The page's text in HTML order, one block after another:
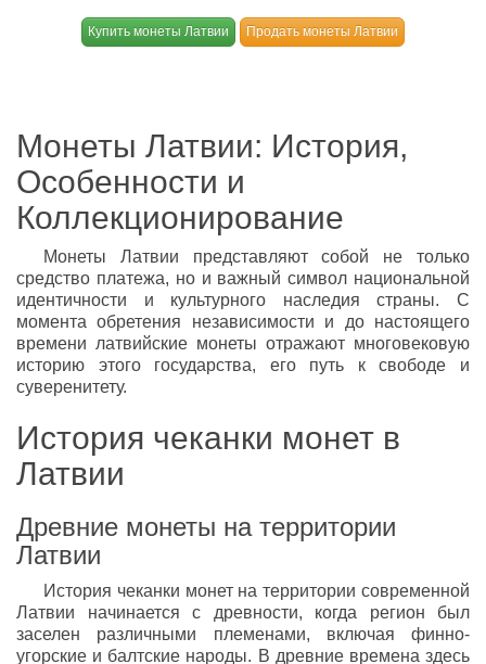
Купить монеты Латвии Продать монеты Латвии
Монеты Латвии: История,
Особенности и
Коллекционирование
Монеты Латвии представляют собой не только
средство платежа, но и важный символ национальной
идентичности и культурного наследия страны. С
момента обретения независимости и до настоящего
времени латвийские монеты отражают многовековую
историю этого государства, его путь к свободе и
суверенитету.
История чеканки монет в
Латвии
Древние монеты на территории
Латвии
История чеканки монет на территории современной
Латвии начинается с древности, когда регион был
заселен различными племенами, включая финно-
угорские и балтские народы. В древние времена здесь